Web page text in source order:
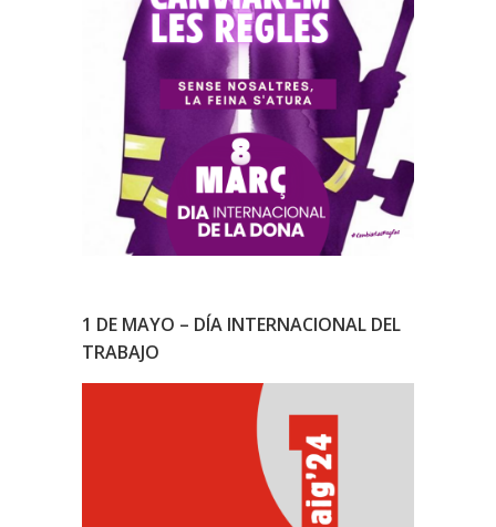
1 DE MAYO – DÍA INTERNACIONAL DEL
TRABAJO